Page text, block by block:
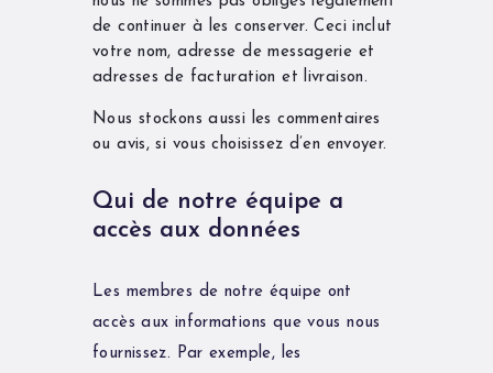
de continuer à les conserver. Ceci inclut
votre nom, adresse de messagerie et
adresses de facturation et livraison.
Nous stockons aussi les commentaires
ou avis, si vous choisissez d’en envoyer.
Qui de notre équipe a
accès aux données
Les membres de notre équipe ont
accès aux informations que vous nous
fournissez. Par exemple, les